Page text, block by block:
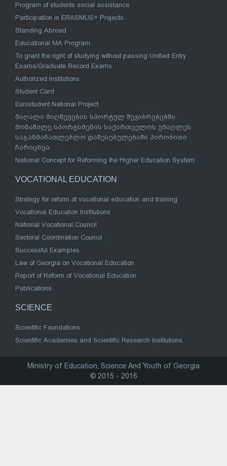
Program of students social assistance
Participation in ERASMUS+ Projects
Standing Abroad
Educational MA Program
To grant the right of studying without passing Unified Entry
Exams/Graduate Record Exams
Authorized Institutions
Student Card
Eurostudent National Project
მაღალი მიღწევების სპორტულ შეჯიბრებებში
მონაწილე სპორტსმენის საქართველოს უმაღლეს
საგანმანათლებლო დაწესებულებაში პირობითი
ჩარიცხვა
National Concept for Reforming the Higher Education System
VOCATIONAL EDUCATION
Strategy for reform of vocational education and training
Vocational Education Institutions
National Vocational Council
Sectoral Coordination Council
Successful Examples
Law of Georgia on Vocational Education
Report of Reform of Vocational Education
Publications
SCIENCE
Scientific Foundations
Scientific Academies and Scientific Research Institutions
Ministry of Education, Science And Youth of Georgia
© 2015 - 2016